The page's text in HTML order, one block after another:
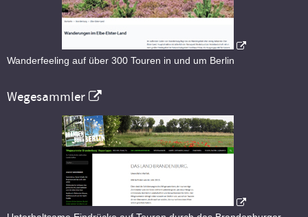
Wanderfeeling auf über 300 Touren in und um Berlin
Wegesammler